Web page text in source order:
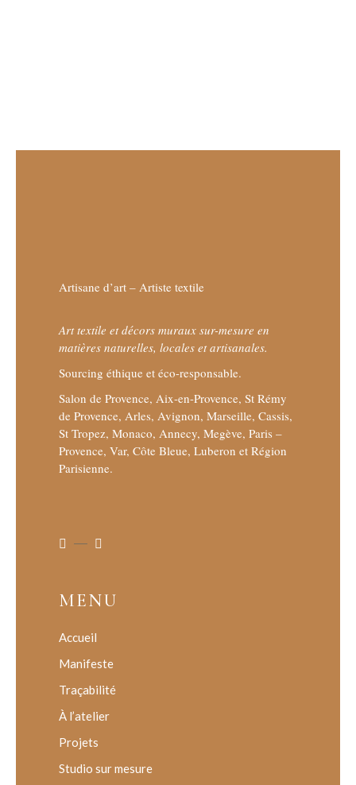
Artisane d’art – Artiste textile
Art textile et décors muraux sur-mesure en
matières naturelles, locales et artisanales.
Sourcing éthique et éco-responsable.
Salon de Provence, Aix-en-Provence, St Rémy
de Provence, Arles, Avignon, Marseille, Cassis,
St Tropez, Monaco, Annecy, Megève, Paris –
Provence, Var, Côte Bleue, Luberon et Région
Parisienne.
MENU
Accueil
Manifeste
Traçabilité
À l’atelier
Projets
Studio sur mesure